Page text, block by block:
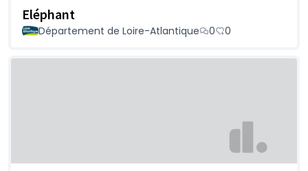
Eléphant
Département de Loire-Atlantique 0 0